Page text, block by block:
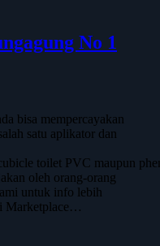
No 1
bisa mempercayakan
satu aplikator dan
toilet PVC maupun
oleh orang-orang
untuk info lebih
Marketplace…